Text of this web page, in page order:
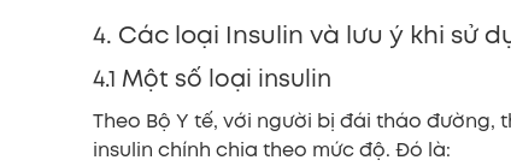
4. Các loại Insulin và lưu ý khi sử
4.1 Một số loại insulin
Theo Bộ Y tế, với người bị đái tháo đường,
insulin chính chia theo mức độ. Đó là: